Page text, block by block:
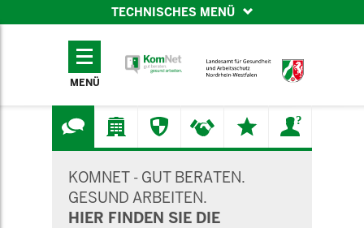
TECHNISCHES MENÜ
TECHNISCHES
MENÜ
KOMNET - GUT BERATEN.
GESUND ARBEITEN.
HIER FINDEN SIE DIE